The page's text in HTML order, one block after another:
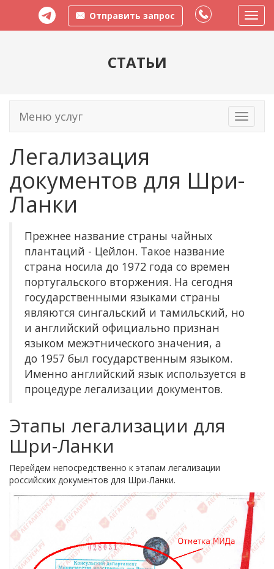
Отправить запрос
меню
СТАТЬИ
Toggle
Меню услуг
Легализация
документов для Шри-
Ланки
Прежнее название страны чайных
плантаций - Цейлон. Такое название
страна носила до 1972 года со времен
португальского вторжения. На сегодня
государственными языками страны
являются сингальский и тамильский, но
и английский официально признан
языком межэтнического значения, а
до 1957 был государственным языком.
Именно английский язык используется в
процедуре легализации документов.
Этапы легализации для
Шри-Ланки
Перейдем непосредственно к этапам легализации
российских документов для Шри-Ланки.